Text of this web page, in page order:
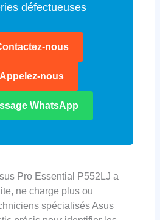
défectueuses
nous
Appelez-nous
WhatsApp
Pro Essential P552LJ a
ne charge plus ou
spécialisés Asus